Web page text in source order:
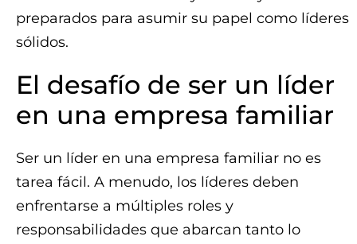
preparados para asumir su papel como líderes
sólidos.
El desafío de ser un líder
en una empresa familiar
Ser un líder en una empresa familiar no es
tarea fácil. A menudo, los líderes deben
enfrentarse a múltiples roles y
responsabilidades que abarcan tanto lo